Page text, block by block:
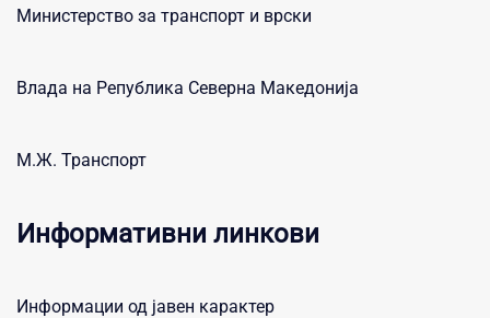
Министерство за транспорт и врски
Влада на Република Северна Македонија
М.Ж. Транспорт
Информативни линкови
Информации од јавен карактер